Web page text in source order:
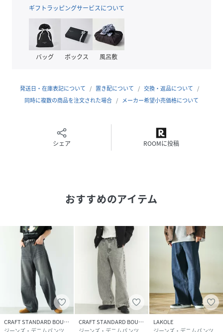
伸縮性[ややあり]
裏地[なし]
ポケット[あり]
※モデル着用画像は、光の当たり具合で色味が違って見える
場合がございます。
M、L
0P001444700-112-103 RS2142 )
ギフトラッピングサービスについて
バッグ ボックス 風呂敷
発送日・在庫表記について 置き配について
交換・返品について
同時に複数の商品を注文された場合
メーカー希望小売価格について
シェア ROOMに投稿
おすすめのアイテム
CRAFT STANDARD BOUTIQUE
CRAFT STANDARD BOUTIQUE
LAKOLE